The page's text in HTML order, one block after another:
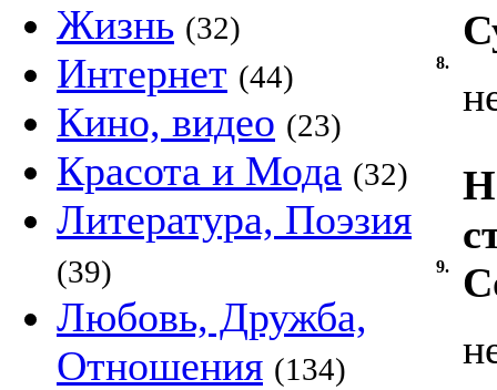
Жизнь (32)
Интернет (44)
Кино, видео (23)
Красота и Мода (32)
Литература, Поэзия
(39)
Любовь, Дружба,
Отношения (134)
8.
9.